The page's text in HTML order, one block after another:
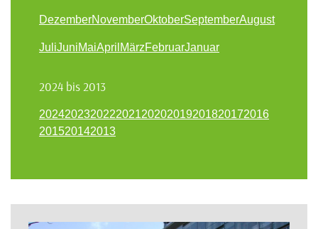
DezemberNovemberOktoberSeptemberAugust
JuliJuniMaiApril MärzFebruarJanuar
2024 bis 2013
202420232022202120202019201820172016
201520142013